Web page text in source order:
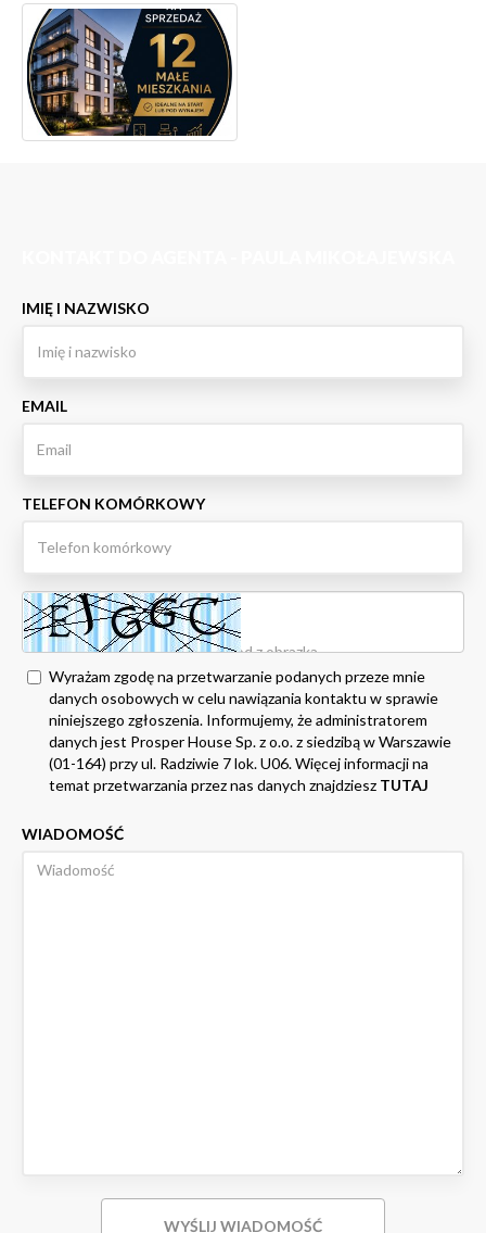
IMIĘ I NAZWISKO
EMAIL
TELEFON KOMÓRKOWY
Wyrażam zgodę na przetwarzanie podanych przeze mnie
danych osobowych w celu nawiązania kontaktu w sprawie
niniejszego zgłoszenia. Informujemy, że administratorem
danych jest Prosper House Sp. z o.o. z siedzibą w Warszawie
(01-164) przy ul. Radziwie 7 lok. U06. Więcej informacji na
temat przetwarzania przez nas danych znajdziesz TUTAJ
WIADOMOŚĆ